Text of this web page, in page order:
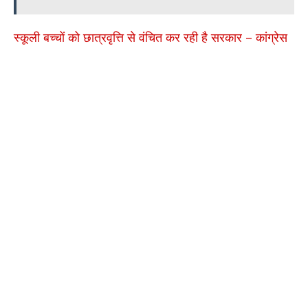
स्कूली बच्चों को छात्रवृत्ति से वंचित कर रही है सरकार – कांग्रेस